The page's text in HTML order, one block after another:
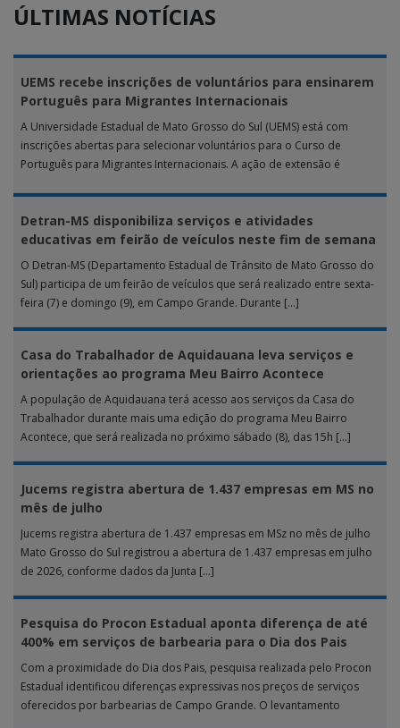
ÚLTIMAS NOTÍCIAS
UEMS recebe inscrições de voluntários para ensinarem
Português para Migrantes Internacionais
A Universidade Estadual de Mato Grosso do Sul (UEMS) está com
inscrições abertas para selecionar voluntários para o Curso de
Português para Migrantes Internacionais. A ação de extensão é
Detran-MS disponibiliza serviços e atividades
educativas em feirão de veículos neste fim de semana
O Detran-MS (Departamento Estadual de Trânsito de Mato Grosso do
Sul) participa de um feirão de veículos que será realizado entre sexta-
feira (7) e domingo (9), em Campo Grande. Durante […]
Casa do Trabalhador de Aquidauana leva serviços e
orientações ao programa Meu Bairro Acontece
A população de Aquidauana terá acesso aos serviços da Casa do
Trabalhador durante mais uma edição do programa Meu Bairro
Acontece, que será realizada no próximo sábado (8), das 15h […]
Jucems registra abertura de 1.437 empresas em MS no
mês de julho
Jucems registra abertura de 1.437 empresas em MSz no mês de julho
Mato Grosso do Sul registrou a abertura de 1.437 empresas em julho
de 2026, conforme dados da Junta […]
Pesquisa do Procon Estadual aponta diferença de até
400% em serviços de barbearia para o Dia dos Pais
Com a proximidade do Dia dos Pais, pesquisa realizada pelo Procon
Estadual identificou diferenças expressivas nos preços de serviços
oferecidos por barbearias de Campo Grande. O levantamento